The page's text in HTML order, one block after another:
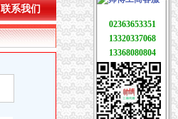
联系我们
02363653351
13320337068
13368080804